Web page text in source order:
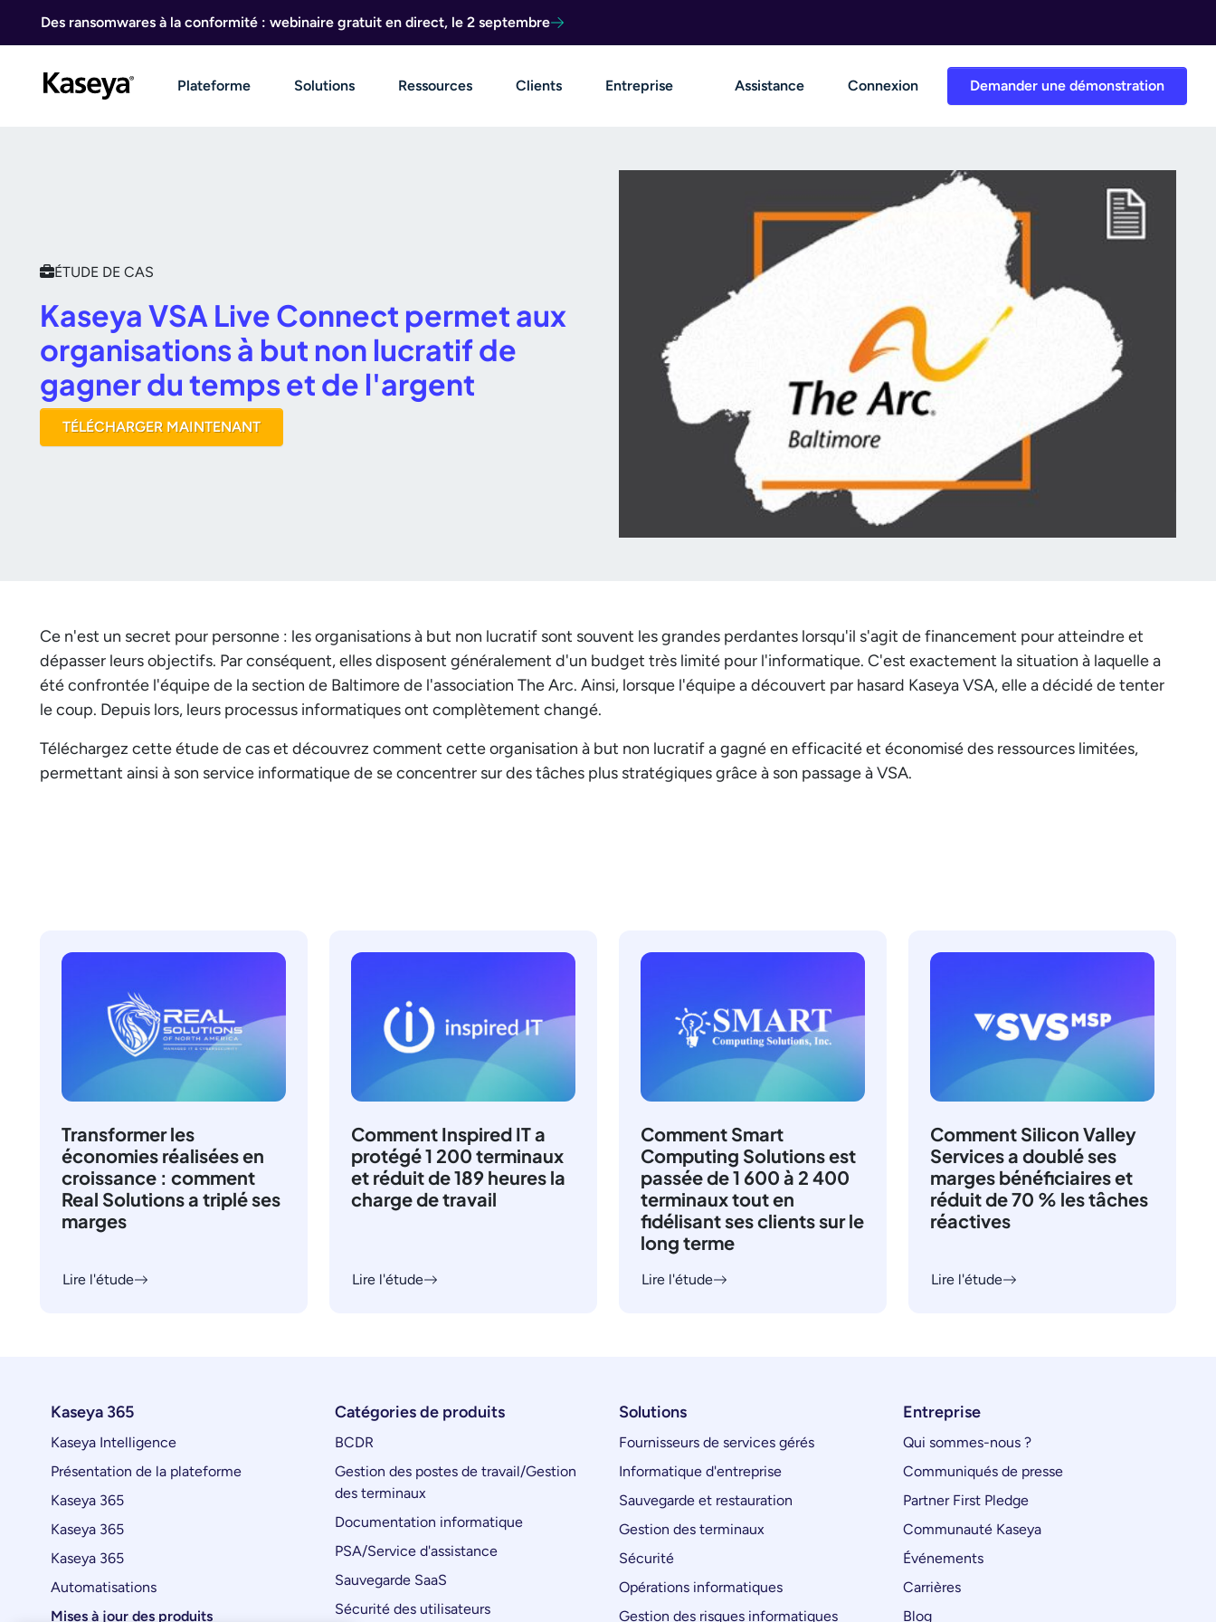
Des ransomwares à la conformité : webinaire gratuit en direct, le 2 septembre
Demander une démonstration
Plateforme Solutions Ressources Clients Entreprise Assistance Connexion
ÉTUDE DE CAS
Kaseya VSA Live Connect permet aux
organisations à but non lucratif de
gagner du temps et de l'argent
TÉLÉCHARGER MAINTENANT
Ce n'est un secret pour personne : les organisations à but non lucratif sont souvent les grandes perdantes lorsqu'il s'agit de financement pour atteindre et
dépasser leurs objectifs. Par conséquent, elles disposent généralement d'un budget très limité pour l'informatique. C'est exactement la situation à laquelle a
été confrontée l'équipe de la section de Baltimore de l'association The Arc. Ainsi, lorsque l'équipe a découvert par hasard Kaseya VSA, elle a décidé de tenter
le coup. Depuis lors, leurs processus informatiques ont complètement changé.
Téléchargez cette étude de cas et découvrez comment cette organisation à but non lucratif a gagné en efficacité et économisé des ressources limitées,
permettant ainsi à son service informatique de se concentrer sur des tâches plus stratégiques grâce à son passage à VSA.
Transformer les
économies réalisées en
croissance : comment
Real Solutions a triplé ses
marges
Lire l'étude
Comment Inspired IT a
protégé 1 200 terminaux
et réduit de 189 heures la
charge de travail
Lire l'étude
Comment Smart
Computing Solutions est
passée de 1 600 à 2 400
terminaux tout en
fidélisant ses clients sur le
long terme
Lire l'étude
Comment Silicon Valley
Services a doublé ses
marges bénéficiaires et
réduit de 70 % les tâches
réactives
Lire l'étude
Kaseya 365
Kaseya Intelligence
Présentation de la plateforme
Kaseya 365
Kaseya 365
Kaseya 365
Automatisations
Mises à jour des produits
Catégories de produits
BCDR
Gestion des postes de travail/Gestion
des terminaux
Documentation informatique
PSA/Service d'assistance
Sauvegarde SaaS
Sécurité des utilisateurs
Solutions
Fournisseurs de services gérés
Informatique d'entreprise
Sauvegarde et restauration
Gestion des terminaux
Sécurité
Opérations informatiques
Gestion des risques informatiques
Entreprise
Qui sommes-nous ?
Communiqués de presse
Partner First Pledge
Communauté Kaseya
Événements
Carrières
Blog